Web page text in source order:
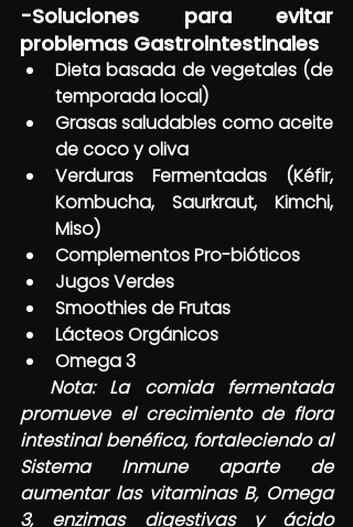
-Soluciones para evitar
problemas Gastrointestinales
Dieta basada de vegetales (de
temporada local)
Grasas saludables como aceite
de coco y oliva
Verduras Fermentadas (Kéfir,
Kombucha, Saurkraut, Kimchi,
Miso)
Complementos Pro-bióticos
Jugos Verdes
Smoothies de Frutas
Lácteos Orgánicos
Omega 3
Nota: La comida fermentada
promueve el crecimiento de flora
intestinal benéfica, fortaleciendo al
Sistema Inmune aparte de
aumentar las vitaminas B, Omega
3, enzimas digestivas y ácido